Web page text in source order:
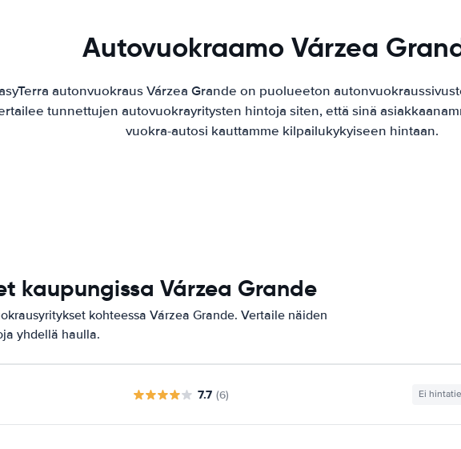
Autovuokraamo Várzea
autonvuokraus Várzea Grande on puolueeton
tunnettujen autovuokrayritysten hintoja siten, että sinä
vuokra-autosi kauttamme kilpailukykyiseen hintaan.
kaupungissa Várzea Grande
kohteessa Várzea Grande. Vertaile näiden
yhdellä haulla.
7.7 (6) Ei